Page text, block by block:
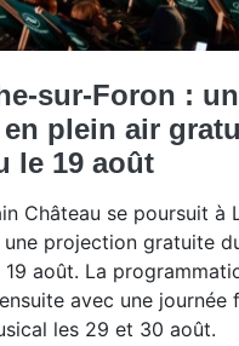
sur-Foron :
plein air
le 19 août
Château se poursuit à
une projection gratuite
août. La
ensuite avec une journée
les 29 et 30 août.